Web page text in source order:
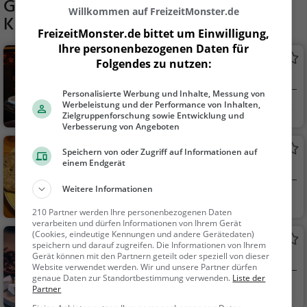
Gaststätten in der Nähe von
Kirchenwirt
Gasthaus zur Post
Bad Goisern am Ha
lls...
Restaurant, Aben
dessen, Mittagessen
Steegwirt
Restaurant in Bad Goisern am Hallstättersee
lls...
reichisch, Regionalkü
che, Mittagessen, Ab
endessen
Werkstattbeisl
Weinlokal in Bad Goisern am Hallstättersee
Willkommen auf FreizeitMonster.de
FreizeitMonster.de bittet um Einwilligung,
Ihre personenbezogenen Daten für
Folgendes zu nutzen:
Personalisierte Werbung und Inhalte, Messung von
Werbeleistung und der Performance von Inhalten,
Zielgruppenforschung sowie Entwicklung und
Verbesserung von Angeboten
Speichern von oder Zugriff auf Informationen auf
einem Endgerät
Weitere Informationen
210 Partner werden Ihre personenbezogenen Daten
verarbeiten und dürfen Informationen von Ihrem Gerät
(Cookies, eindeutige Kennungen und andere Gerätedaten)
speichern und darauf zugreifen. Die Informationen von Ihrem
Gerät können mit den Partnern geteilt oder speziell von dieser
Website verwendet werden. Wir und unsere Partner dürfen
genaue Daten zur Standortbestimmung verwenden. Liste der
Partner